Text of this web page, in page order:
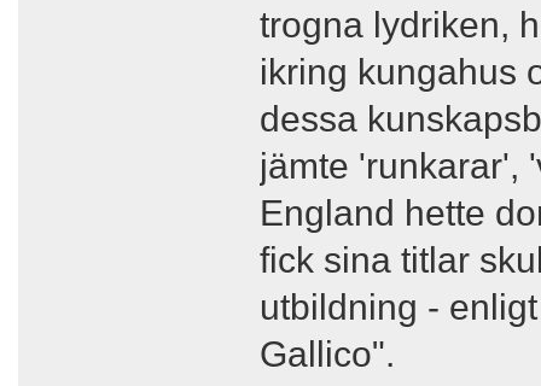
trogna lydriken,
ikring kungahus
dessa
jämte 'runkarar',
England hette
fick sina titlar
utbildning -
Gallico".